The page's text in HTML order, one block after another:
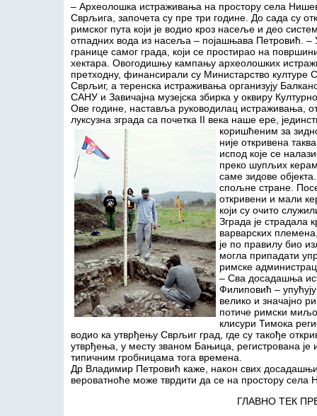
– Археолошка истраживања на простору села
Сврљига, започета су пре три године. До сада су
римског пута који је водио кроз насеље и део
отпадних вода из насеља – појашњава Петровић. –
границе самог града, који се простирао на
хектара. Овогодишњу кампању археолошких
претходну, финансирали су Министарство културе
Сврљиг, а теренска истраживања организују
САНУ и Завичајна музејска збирка у оквиру
Ове године, наставља руководилац истраживања,
луксузна зграда са почетка II века наше ере,
коришћеним за
није откривена
испод које се
преко шупљих
саме зидове
спољне стране.
откривени и мали
који су очито
Зграда је страдала
варварских
је по правилу био
могла припадати
римске
– Сва досадашња
Филиповић –
велико и значајно
потиче римски
клисури Тимока
водио ка утврђењу Сврљиг град, где су такође
утврђења, у месту званом Бањица, регистрована је
типичним гробницама тога времена.
Др Владимир Петровић каже, након свих
вероватноће може тврдити да се на простору
ГЛАВНО ТЕК